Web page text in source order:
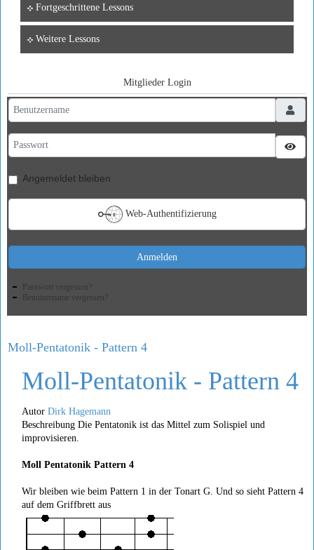
Fortgeschrittene Lessons
Weitere Lessons
Mitglieder Login
Benutzername
Passwort
Angemeldet bleiben
Web-Authentifizierung
Anmelden
Passwort vergessen?
Benutzername vergessen?
Moll-Pentatonik - Pattern 4
Moll-Pentatonik - Pattern 4
Autor Dirk Hagemann
Beschreibung Die Pentatonik ist das Mittel zum Solispiel und
improvisieren.
Moll Pentatonik Pattern 4
Wir bleiben wie beim Pattern 1 in der Tonart G. Und so sieht Pattern 4
auf dem Griffbrett aus